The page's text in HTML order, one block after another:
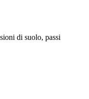
di suolo, passi